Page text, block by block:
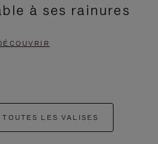
à ses rainures
TOUTES LES VALISES